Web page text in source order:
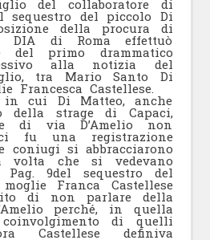
del collaboratore di
sequestro del piccolo Di
della procura di
DIA di Roma effettuò
del primo drammatico
alla notizia del
tra Mario Santo Di
Francesca Castellese.
cui Di Matteo, anche
della strage di Capaci,
di via D’Amelio non
fu una registrazione
coniugi si abbracciarono
che si vedevano
Pag. 9del sequestro del
Franca Castellese
di non parlare della
perché, in quella
di quelli
Castellese definiva